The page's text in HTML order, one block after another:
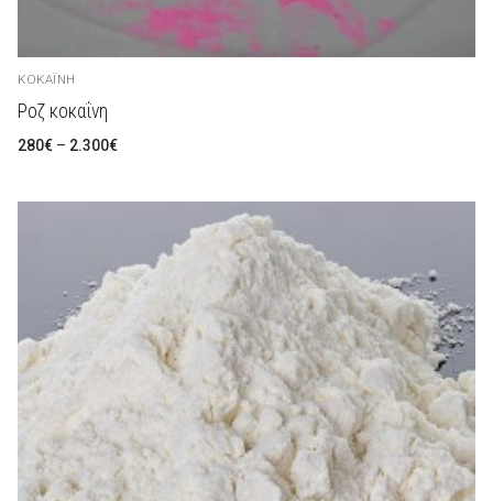
ΚΟΚΑΪ́ΝΗ
Ροζ κοκαΐνη
280€ – 2.300€Preisspanne: